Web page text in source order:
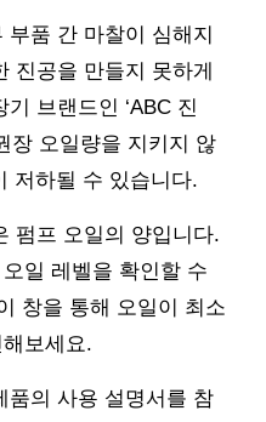
품 간 마찰이 심해지
진공을 만들지 못하게
브랜드인 ‘ABC 진
장 오일량을 지키지 않
저하될 수 있습니다.
펌프 오일의 양입니다.
일 레벨을 확인할 수
창을 통해 오일이 최소
보세요.
품의 사용 설명서를 참